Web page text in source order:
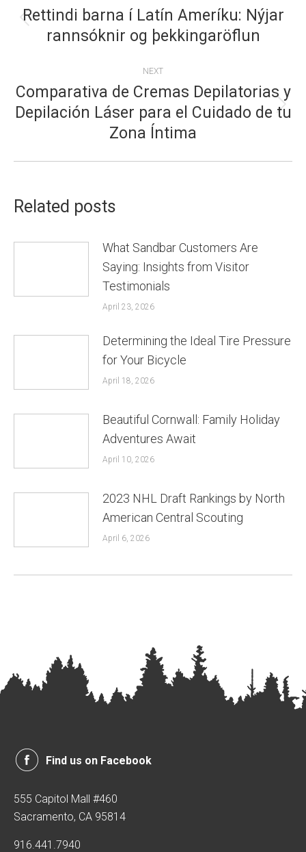
NAVIGATION
Previous
post:
Rettindi barna í Latín Ameríku: Nýjar
rannsóknir og þekkingaröflun
NEXT
Next
post:
Comparativa de Cremas Depilatorias y
Depilación Láser para el Cuidado de tu
Zona Íntima
Related posts
What Sandbar Customers Are
Saying: Insights from Visitor
Testimonials
April 23, 2026
Determining the Ideal Tire Pressure
for Your Bicycle
April 18, 2026
Beautiful Cornwall: Family Holiday
Adventures Await
April 10, 2026
2023 NHL Draft Rankings by North
American Central Scouting
April 6, 2026
Find us on Facebook
555 Capitol Mall #460
Sacramento, CA 95814
916.441.7940